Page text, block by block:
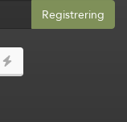
Registrering